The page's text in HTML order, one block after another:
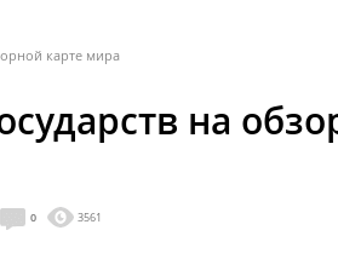
карте мира
на
0 3561